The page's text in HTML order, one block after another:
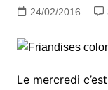
24/02/2016
Le mercredi